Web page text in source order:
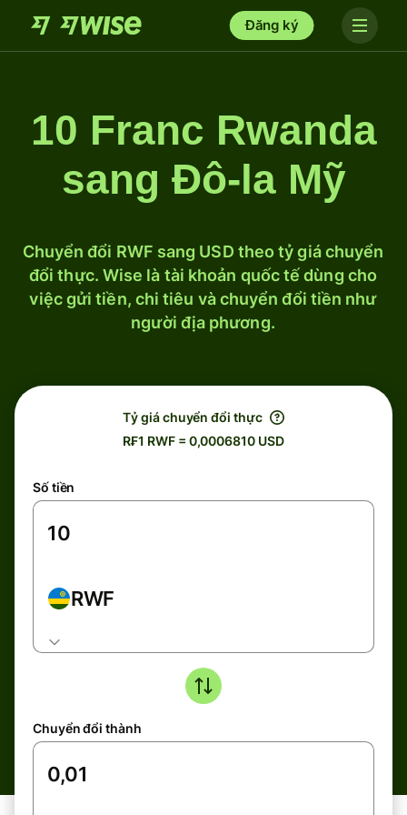
Đăng ký
10 Franc Rwanda
sang Đô-la Mỹ
Chuyển đổi RWF sang USD theo tỷ giá chuyển
đổi thực. Wise là tài khoản quốc tế dùng cho
việc gửi tiền, chi tiêu và chuyển đổi tiền như
người địa phương.
Tỷ giá chuyển đổi thực
R₣1 RWF = 0,0006810 USD
Số tiền
RWF
Chuyển đổi thành